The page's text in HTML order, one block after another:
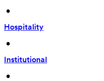
•
Hospitality
•
Institutional
•